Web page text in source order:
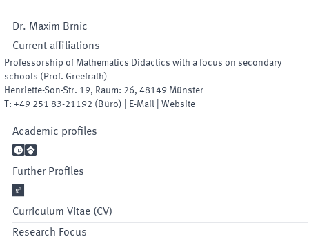
Dr. Maxim Brnic
Current affiliations
Professorship of Mathematics Didactics with a focus on secondary
schools (Prof. Greefrath)
Henriette-Son-Str. 19, Raum: 26, 48149 Münster
T: +49 251 83-21192 ( Büro) E-Mail Website
Academic profiles
 
Further Profiles

Curriculum Vitae (CV)
Research Focus